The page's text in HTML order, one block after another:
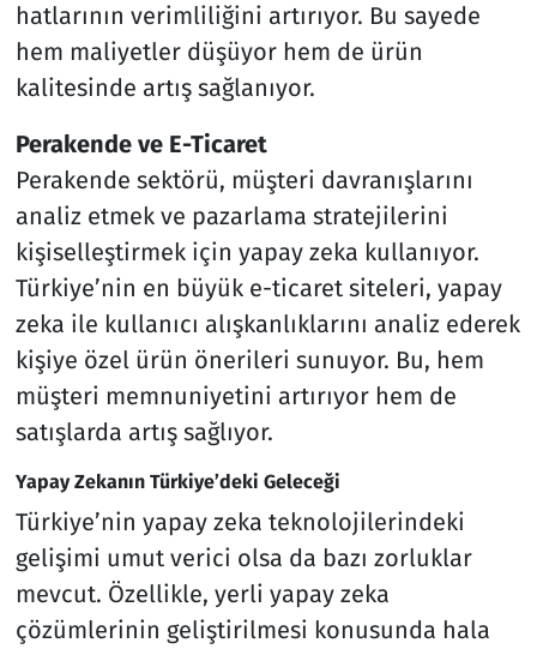
hatlarının verimliliğini artırıyor. Bu sayede
hem maliyetler düşüyor hem de ürün
kalitesinde artış sağlanıyor.
Perakende ve E-Ticaret
Perakende sektörü, müşteri davranışlarını
analiz etmek ve pazarlama stratejilerini
kişiselleştirmek için yapay zeka kullanıyor.
Türkiye’nin en büyük e-ticaret siteleri, yapay
zeka ile kullanıcı alışkanlıklarını analiz ederek
kişiye özel ürün önerileri sunuyor. Bu, hem
müşteri memnuniyetini artırıyor hem de
satışlarda artış sağlıyor.
Yapay Zekanın Türkiye’deki Geleceği
Türkiye’nin yapay zeka teknolojilerindeki
gelişimi umut verici olsa da bazı zorluklar
mevcut. Özellikle, yerli yapay zeka
çözümlerinin geliştirilmesi konusunda hala